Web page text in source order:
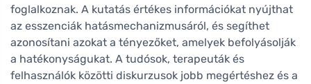
foglalkoznak. A kutatás értékes információkat nyújthat
az esszenciák hatásmechanizmusáról, és segíthet
azonosítani azokat a tényezőket, amelyek befolyásolják
a hatékonyságukat. A tudósok, terapeuták és
felhasználók közötti diskurzusok jobb megértéshez és a